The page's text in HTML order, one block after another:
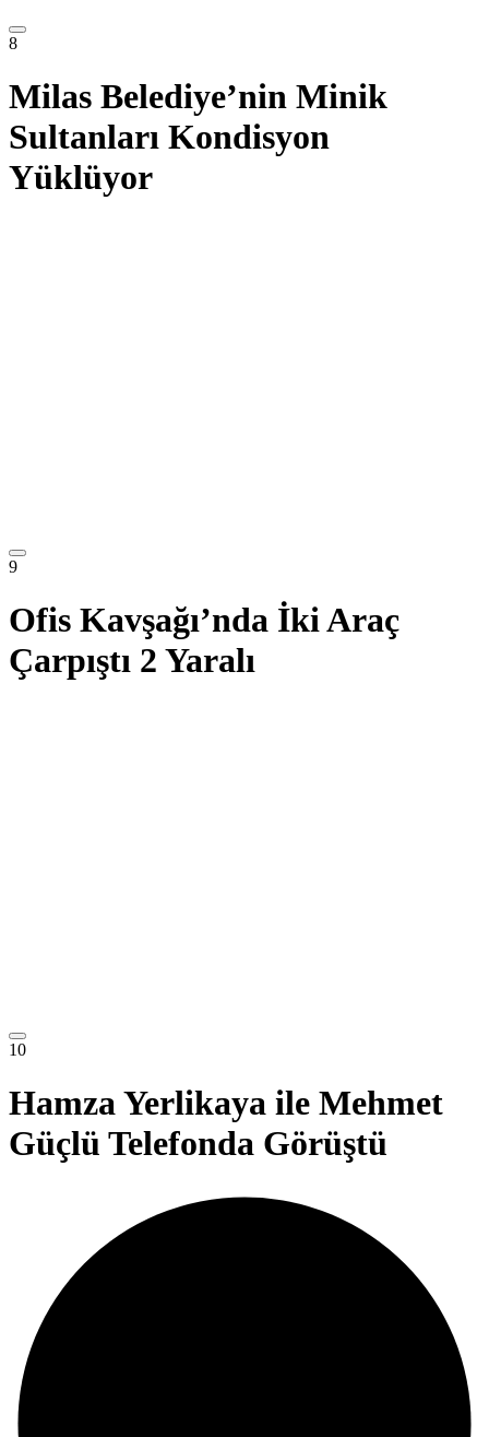
8
Milas Belediye’nin Minik
Sultanları Kondisyon
Yüklüyor
9
Ofis Kavşağı’nda İki Araç
Çarpıştı 2 Yaralı
10
Hamza Yerlikaya ile Mehmet
Güçlü Telefonda Görüştü